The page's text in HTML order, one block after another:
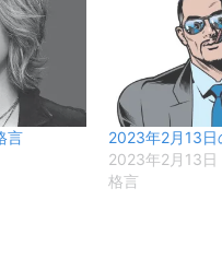
言
2023年2月13日
2023年2月13日
格言